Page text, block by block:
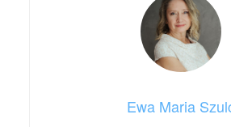
Ewa Maria